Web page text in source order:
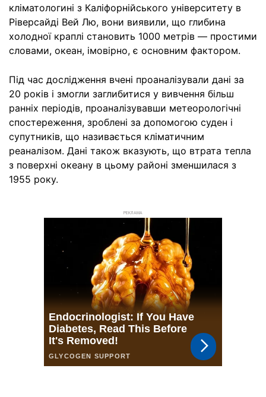
кліматологині з Каліфорнійського університету в
Ріверсайді Вей Лю, вони виявили, що глибина
холодної краплі становить 1000 метрів — простими
словами, океан, імовірно, є основним фактором.
Під час дослідження вчені проаналізували дані за
20 років і змогли заглибитися у вивчення більш
ранніх періодів, проаналізувавши метеорологічні
спостереження, зроблені за допомогою суден і
супутників, що називається кліматичним
реаналізом. Дані також вказують, що втрата тепла
з поверхні океану в цьому районі зменшилася з
1955 року.
РЕКЛАМА